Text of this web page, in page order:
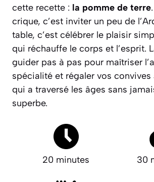
cette recette : la pomme de terre
crique, c’est inviter un peu de
table, c’est célébrer le plaisir
qui réchauffe le corps et l’esprit.
guider pas à pas pour maîtriser
spécialité et régaler vos convives
qui a traversé les âges sans
superbe.
20 minutes 30